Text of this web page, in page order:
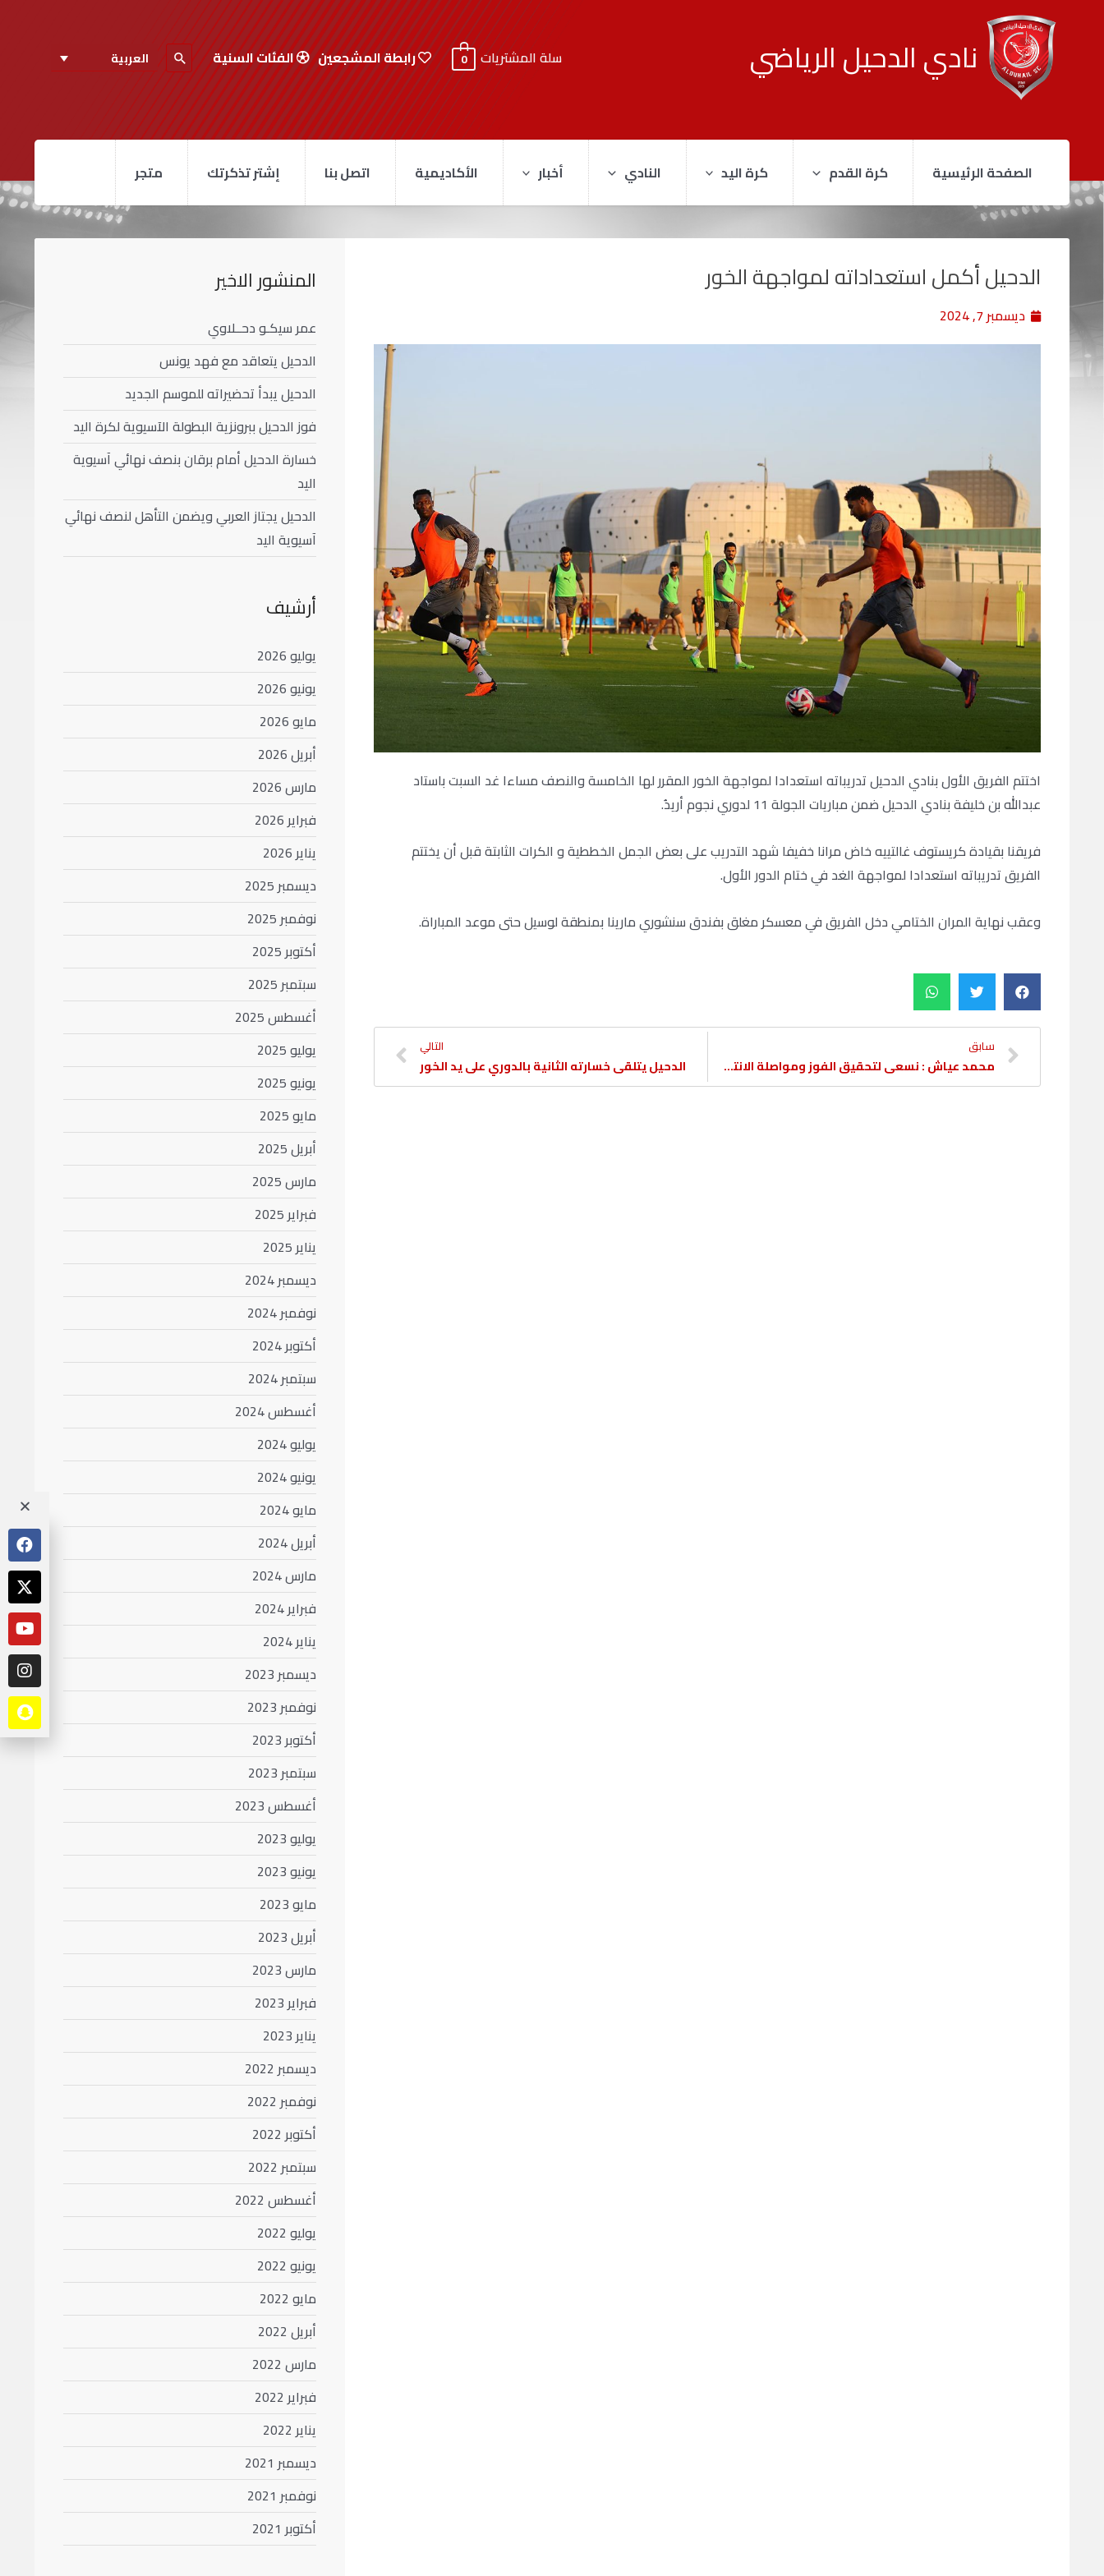
نادي الدحيل الرياضي سلة المشتريات 0 رابطة المشجعين الفئات السنية العربية
الصفحة الرئيسية كرة القدم كرة اليد النادي أخبار الأكاديمية اتصل بنا إشتر تذكرتك متجر
الدحيل أكمل استعداداته لمواجهة الخور
ديسمبر 7, 2024
اختتم الفريق الأول بنادي الدحيل تدريباته استعدادا لمواجهة الخور المقرر لها الخامسة والنصف مساءا غد السبت باستاد
عبدالله بن خليفة بنادي الدحيل ضمن مباريات الجولة 11 لدوري نجوم أريدُ.
فريقنا بقيادة كريستوف غالتييه خاض مرانا خفيفا شهد التدريب على بعض الجمل الخططية و الكرات الثابتة قبل أن يختتم
الفريق تدريباته استعدادا لمواجهة الغد في ختام الدور الأول.
وعقب نهاية المران الختامي دخل الفريق في معسكر مغلق بفندق سنشوري مارينا بمنطقة لوسيل حتى موعد المباراة.
سابق
محمد عياش : نسعى لتحقيق الفوز ومواصلة الانتصارات
التالي
الدحيل يتلقى خسارته الثانية بالدوري على يد الخور
المنشور الاخير
عمر سيكـو دحــلاوي
الدحيل يتعاقد مع فهد يونس
الدحيل يبدأ تحضيراته للموسم الجديد
فوز الدحيل ببرونزية البطولة الآسيوية لكرة اليد
خسارة الدحيل أمام برقان بنصف نهائي آسيوية
اليد
الدحيل يجتاز العربي ويضمن التأهل لنصف نهائي
آسيوية اليد
أرشيف
يوليو 2026
يونيو 2026
مايو 2026
أبريل 2026
مارس 2026
فبراير 2026
يناير 2026
ديسمبر 2025
نوفمبر 2025
أكتوبر 2025
سبتمبر 2025
أغسطس 2025
يوليو 2025
يونيو 2025
مايو 2025
أبريل 2025
مارس 2025
فبراير 2025
يناير 2025
ديسمبر 2024
نوفمبر 2024
أكتوبر 2024
سبتمبر 2024
أغسطس 2024
يوليو 2024
يونيو 2024
مايو 2024
أبريل 2024
مارس 2024
فبراير 2024
يناير 2024
ديسمبر 2023
نوفمبر 2023
أكتوبر 2023
سبتمبر 2023
أغسطس 2023
يوليو 2023
يونيو 2023
مايو 2023
أبريل 2023
مارس 2023
فبراير 2023
يناير 2023
ديسمبر 2022
نوفمبر 2022
أكتوبر 2022
سبتمبر 2022
أغسطس 2022
يوليو 2022
يونيو 2022
مايو 2022
أبريل 2022
مارس 2022
فبراير 2022
يناير 2022
ديسمبر 2021
نوفمبر 2021
أكتوبر 2021